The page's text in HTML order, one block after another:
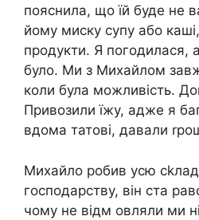
пояснила, що їй буде не
йому миску супу або
продукти. Я погодилася,
було. Ми з Михайлом
коли була можливість.
Привозили їжу, адже я
вдома татові, давали
Михайло робив усю
господарству, він ста
чому не відм овляли ми